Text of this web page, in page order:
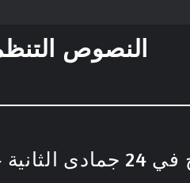
النصوص